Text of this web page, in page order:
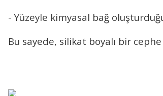
- Yüzeyle kimyasal bağ
Bu sayede, silikat boyalı bir